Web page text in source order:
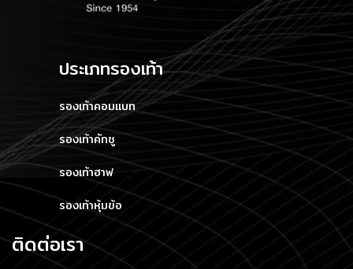
ประเภทรองเท้า
รองเท้าคอมแบท
รองเท้าคัทชู
รองเท้าฮาฟ
รองเท้าหุ้มข้อ
ติดต่อเรา